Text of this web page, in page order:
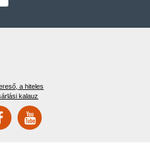
a hiteles
kalauz